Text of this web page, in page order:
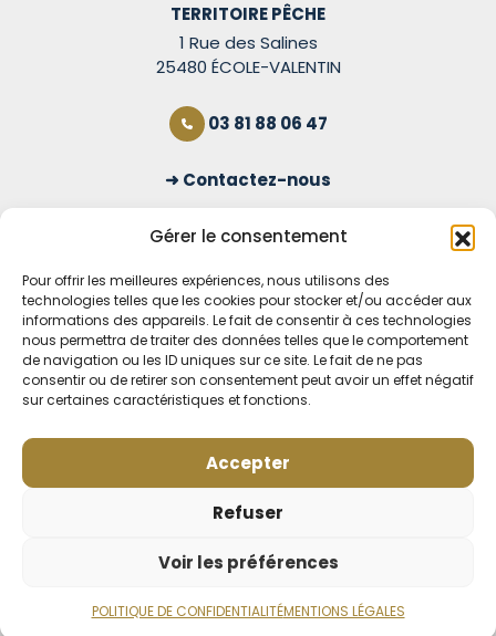
Gérer le consentement
Pour offrir les meilleures expériences, nous utilisons des
technologies telles que les cookies pour stocker et/ou accéder aux
informations des appareils. Le fait de consentir à ces technologies
nous permettra de traiter des données telles que le comportement
de navigation ou les ID uniques sur ce site. Le fait de ne pas
consentir ou de retirer son consentement peut avoir un effet négatif
sur certaines caractéristiques et fonctions.
Accepter
Refuser
Voir les préférences
POLITIQUE DE CONFIDENTIALITÉMENTIONS LÉGALES
TERRITOIRE PÊCHE
1 Rue des Salines
25480 ÉCOLE-VALENTIN
03 81 88 06 47
Contactez-nous
OUVERT TOUS LES JOURS
Voir nos horaires
MENTIONS LÉGALES
POLITIQUE DE CONFIDENTIALITÉ